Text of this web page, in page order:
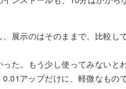
展示のはそのままで、比較し
た。もう少し使ってみないと
アップだけに、軽微なもの